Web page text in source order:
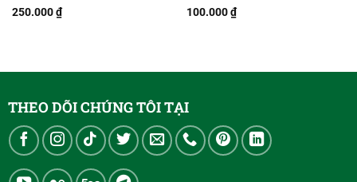
hoa hồng cổ điển
250.000₫
100.000₫
THEO DÕI CHÚNG TÔI TẠI